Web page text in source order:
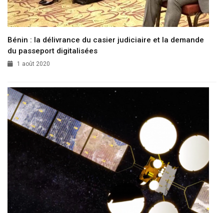
Bénin : la délivrance du casier judiciaire et la demande
du passeport digitalisées
1 août 2020